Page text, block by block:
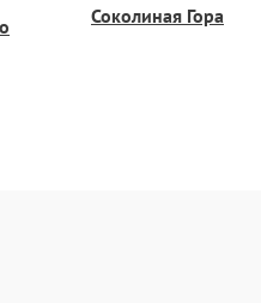
Соколиная Гора